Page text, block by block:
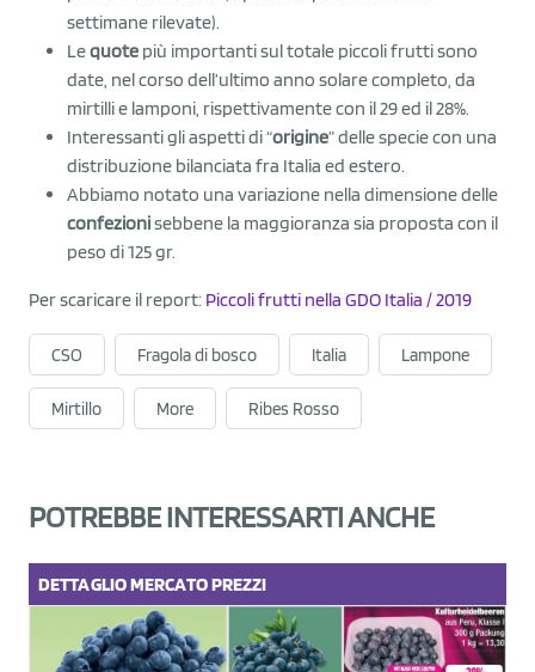
settimane rilevate).
Lequote più importanti sul totale piccoli frutti sono
date, nel corso dell’ultimo anno solare completo, da
mirtilli e lamponi, rispettivamente con il 29 ed il 28%.
Interessanti gli aspetti di “origine” delle specie con una
distribuzione bilanciata fra Italia ed estero.
Abbiamo notato una variazione nella dimensione delle
confezionisebbene la maggioranza sia proposta con il
peso di 125 gr.
Per scaricare il report: Piccoli frutti nella GDO Italia / 2019
CSO Fragola di bosco Italia Lampone
Mirtillo More Ribes Rosso
POTREBBE INTERESSARTI ANCHE
DETTAGLIOMERCATOPREZZI